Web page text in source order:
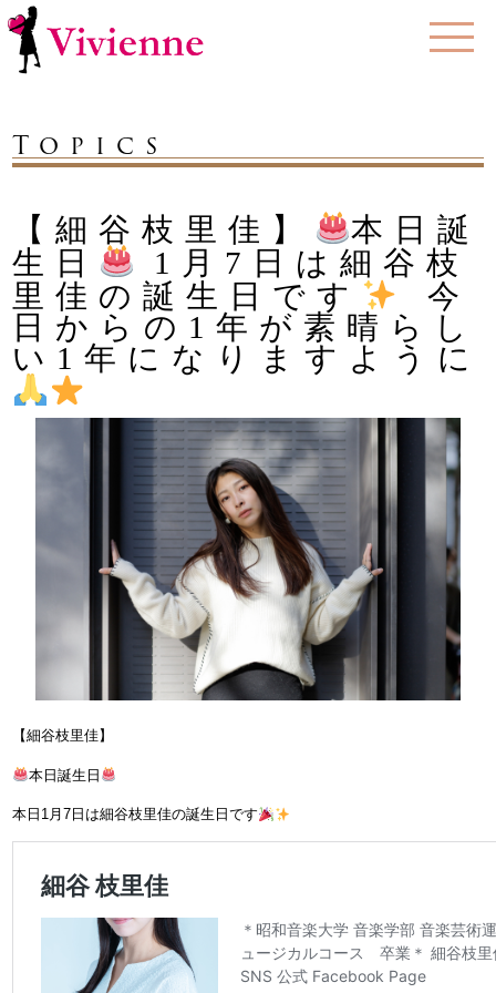
Topics
【細谷枝里佳】
本日誕
生日
1月7日は細谷枝
里佳の誕生日です
今
日からの1年が素晴らし
い1年になりますように
【細谷枝里佳】
本日誕生日
本日1月7日は細谷枝里佳の誕生日です